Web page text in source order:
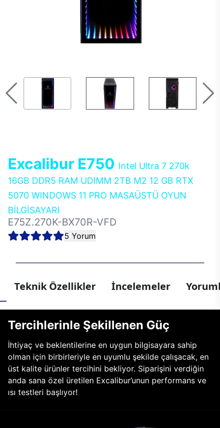
Excalibur E750 Intel Ultra 7 270k
16GB DDR5 RAM UDIMM 2TB M2 12 GB RTX
5070 WINDOWS 11 PRO MASAÜSTÜ OYUN
BİLGİSAYARI
E75Z.270K-BX70R-VFD
5 Yorum
Teknik Özellikler İncelemeler
Tercihlerinle Şekillenen Güç
İhtiyaç ve beklentilerine en uygun bilgisayara sahip
olman için birbirleriyle en uyumlu şekilde çalışacak, en
üst kalite ürünler tercihini bekliyor. Siparişini verdiğin
anda sana özel üretilen Excalibur’unun performans ve
ısı testleri başlıyor!